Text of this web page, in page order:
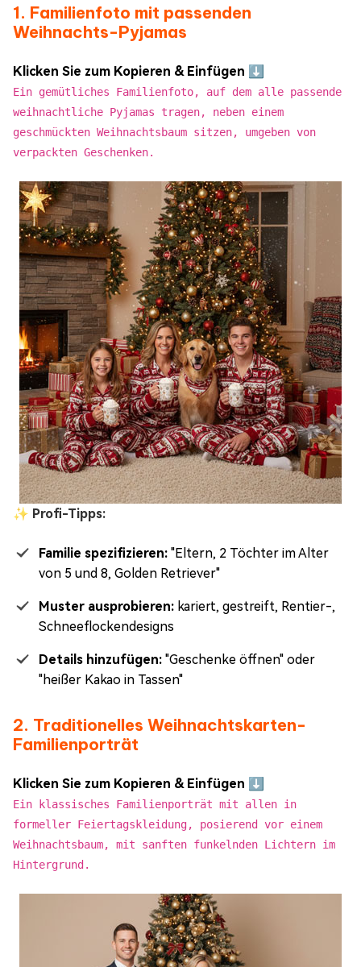
1. Familienfoto mit passenden
Weihnachts-Pyjamas
Klicken Sie zum Kopieren & Einfügen ⬇️
Ein gemütliches Familienfoto, auf dem alle passende
weihnachtliche Pyjamas tragen, neben einem
geschmückten Weihnachtsbaum sitzen, umgeben von
verpackten Geschenken.
✨ Profi-Tipps:
Familie spezifizieren: "Eltern, 2 Töchter im Alter
von 5 und 8, Golden Retriever"
Muster ausprobieren: kariert, gestreift, Rentier-,
Schneeflockendesigns
Details hinzufügen: "Geschenke öffnen" oder
"heißer Kakao in Tassen"
2. Traditionelles Weihnachtskarten-
Familienporträt
Klicken Sie zum Kopieren & Einfügen ⬇️
Ein klassisches Familienporträt mit allen in
formeller Feiertagskleidung, posierend vor einem
Weihnachtsbaum, mit sanften funkelnden Lichtern im
Hintergrund.